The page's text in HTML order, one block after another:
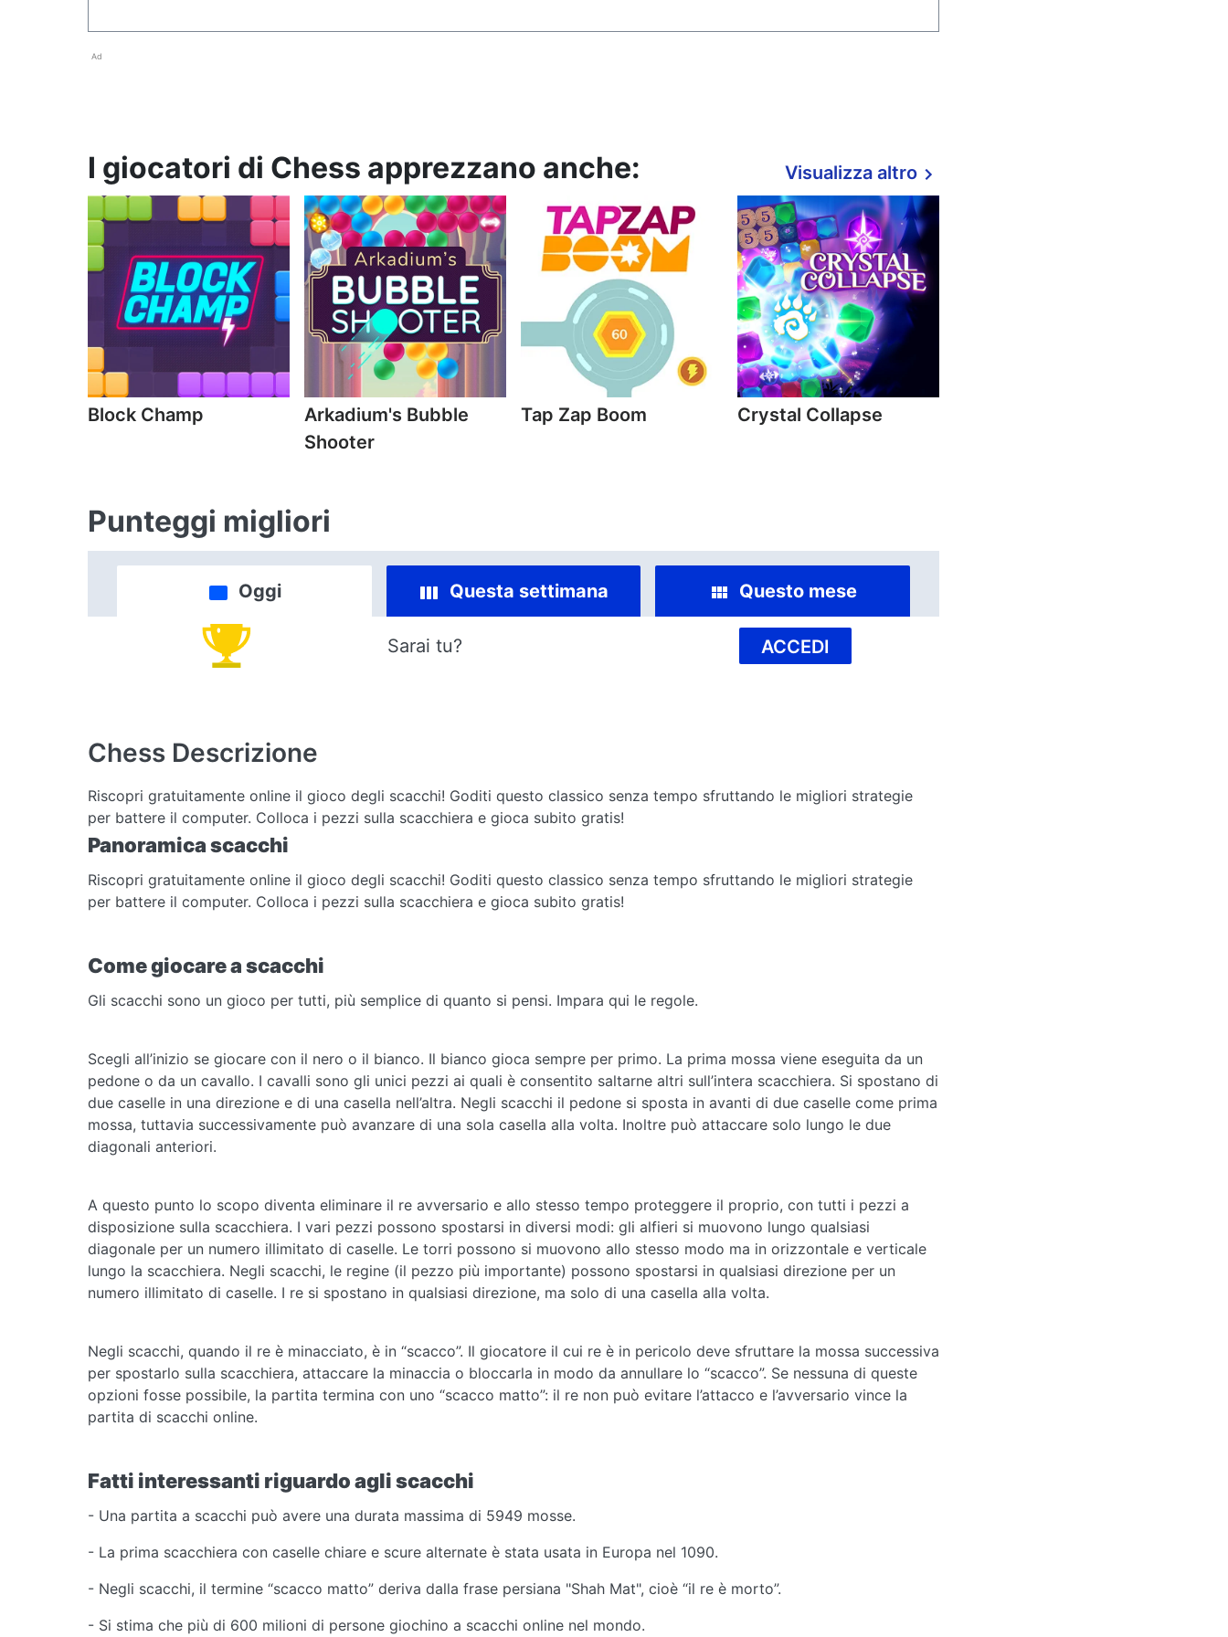
Ad
I giocatori di Chess apprezzano anche: Visualizza altro
Block Champ
Arkadium's Bubble
Shooter
Tap Zap Boom Crystal Collapse
Punteggi migliori
Oggi Questa settimana Questo mese
Sarai tu? ACCEDI
Chess Descrizione
Riscopri gratuitamente online il gioco degli scacchi! Goditi questo classico senza tempo sfruttando le migliori strategie
per battere il computer. Colloca i pezzi sulla scacchiera e gioca subito gratis!
Panoramica scacchi
Riscopri gratuitamente online il gioco degli scacchi! Goditi questo classico senza tempo sfruttando le migliori strategie
per battere il computer. Colloca i pezzi sulla scacchiera e gioca subito gratis!
Come giocare a scacchi
Gli scacchi sono un gioco per tutti, più semplice di quanto si pensi. Impara qui le regole.
Scegli all’inizio se giocare con il nero o il bianco. Il bianco gioca sempre per primo. La prima mossa viene eseguita da un
pedone o da un cavallo. I cavalli sono gli unici pezzi ai quali è consentito saltarne altri sull’intera scacchiera. Si spostano di
due caselle in una direzione e di una casella nell’altra. Negli scacchi il pedone si sposta in avanti di due caselle come prima
mossa, tuttavia successivamente può avanzare di una sola casella alla volta. Inoltre può attaccare solo lungo le due
diagonali anteriori.
A questo punto lo scopo diventa eliminare il re avversario e allo stesso tempo proteggere il proprio, con tutti i pezzi a
disposizione sulla scacchiera. I vari pezzi possono spostarsi in diversi modi: gli alfieri si muovono lungo qualsiasi
diagonale per un numero illimitato di caselle. Le torri possono si muovono allo stesso modo ma in orizzontale e verticale
lungo la scacchiera. Negli scacchi, le regine (il pezzo più importante) possono spostarsi in qualsiasi direzione per un
numero illimitato di caselle. I re si spostano in qualsiasi direzione, ma solo di una casella alla volta.
Negli scacchi, quando il re è minacciato, è in “scacco”. Il giocatore il cui re è in pericolo deve sfruttare la mossa successiva
per spostarlo sulla scacchiera, attaccare la minaccia o bloccarla in modo da annullare lo “scacco”. Se nessuna di queste
opzioni fosse possibile, la partita termina con uno “scacco matto”: il re non può evitare l’attacco e l’avversario vince la
partita di scacchi online.
Fatti interessanti riguardo agli scacchi
- Una partita a scacchi può avere una durata massima di 5949 mosse.
- La prima scacchiera con caselle chiare e scure alternate è stata usata in Europa nel 1090.
- Negli scacchi, il termine “scacco matto” deriva dalla frase persiana "Shah Mat", cioè “il re è morto”.
- Si stima che più di 600 milioni di persone giochino a scacchi online nel mondo.